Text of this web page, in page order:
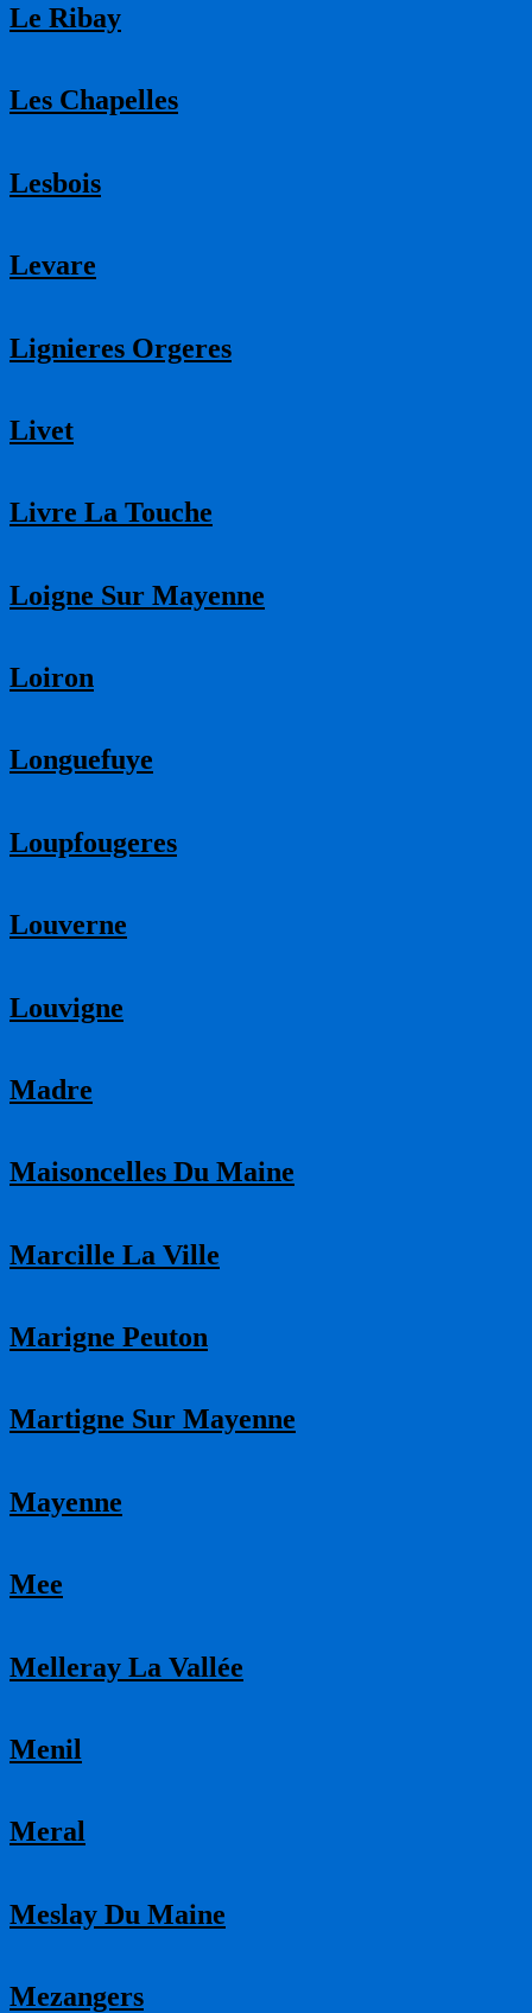
Le Ribay
Les Chapelles
Lesbois
Levare
Lignieres Orgeres
Livet
Livre La Touche
Loigne Sur Mayenne
Loiron
Longuefuye
Loupfougeres
Louverne
Louvigne
Madre
Maisoncelles Du Maine
Marcille La Ville
Marigne Peuton
Martigne Sur Mayenne
Mayenne
Mee
Melleray La Vallée
Menil
Meral
Meslay Du Maine
Mezangers